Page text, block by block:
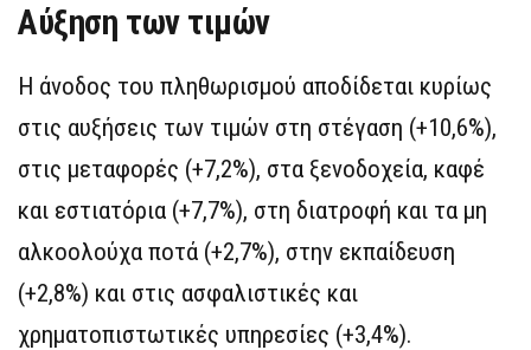
Αύξηση των τιμών
Η άνοδος του πληθωρισμού αποδίδεται κυρίως
στις αυξήσεις των τιμών στη στέγαση (+10,6%),
στις μεταφορές (+7,2%), στα ξενοδοχεία, καφέ
και εστιατόρια (+7,7%), στη διατροφή και τα μη
αλκοολούχα ποτά (+2,7%), στην εκπαίδευση
(+2,8%) και στις ασφαλιστικές και
χρηματοπιστωτικές υπηρεσίες (+3,4%).